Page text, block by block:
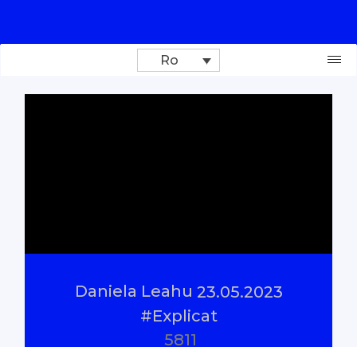
Documentare
Ro
Daniela Leahu 23.05.2023
#Explicat
5811